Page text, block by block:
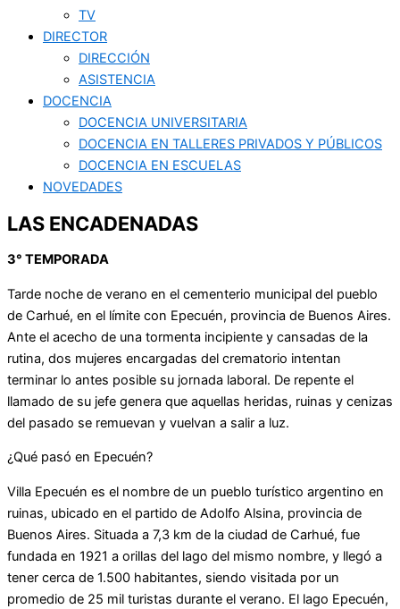
TV
DIRECTOR
DIRECCIÓN
ASISTENCIA
DOCENCIA
DOCENCIA UNIVERSITARIA
DOCENCIA EN TALLERES PRIVADOS Y PÚBLICOS
DOCENCIA EN ESCUELAS
NOVEDADES
LAS ENCADENADAS
3° TEMPORADA
Tarde noche de verano en el cementerio municipal del pueblo
de Carhué, en el límite con Epecuén, provincia de Buenos Aires.
Ante el acecho de una tormenta incipiente y cansadas de la
rutina, dos mujeres encargadas del crematorio intentan
terminar lo antes posible su jornada laboral. De repente el
llamado de su jefe genera que aquellas heridas, ruinas y cenizas
del pasado se remuevan y vuelvan a salir a luz.
¿Qué pasó en Epecuén?
Villa Epecuén es el nombre de un pueblo turístico argentino en
ruinas, ubicado en el partido de Adolfo Alsina, provincia de
Buenos Aires. Situada a 7,3 km de la ciudad de Carhué, fue
fundada en 1921 a orillas del lago del mismo nombre, y llegó a
tener cerca de 1.500 habitantes, siendo visitada por un
promedio de 25 mil turistas durante el verano. El lago Epecuén,